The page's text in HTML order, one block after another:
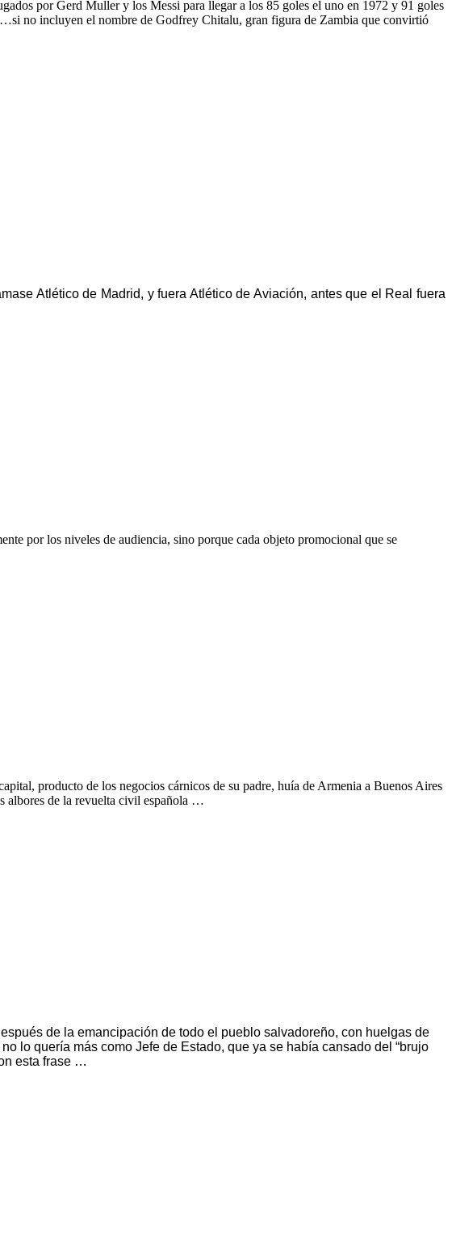
por Gerd Muller y los Messi para llegar a los 85 goles el uno en 1972 y 91 goles
no incluyen el nombre de Godfrey Chitalu, gran figura de Zambia que convirtió
Atlético de Madrid, y fuera Atlético de Aviación, antes que el Real fuera
por los niveles de audiencia, sino porque cada objeto promocional que se
producto de los negocios cárnicos de su padre, huía de Armenia a Buenos Aires
albores de la revuelta civil española …
de la emancipación de todo el pueblo salvadoreño, con huelgas de
lo quería más como Jefe de Estado, que ya se había cansado del “brujo
esta frase …